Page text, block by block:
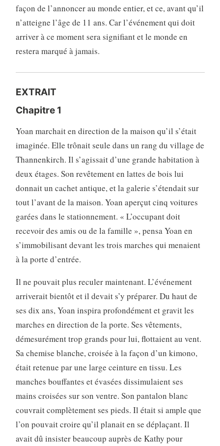
façon de l’annoncer au monde entier, et ce, avant qu’il
n’atteigne l’âge de 11 ans. Car l’événement qui doit
arriver à ce moment sera signifiant et le monde en
restera marqué à jamais.
EXTRAIT
Chapitre 1
Yoan marchait en direction de la maison qu’il s’était
imaginée. Elle trônait seule dans un rang du village de
Thannenkirch. Il s’agissait d’une grande habitation à
deux étages. Son revêtement en lattes de bois lui
donnait un cachet antique, et la galerie s’étendait sur
tout l’avant de la maison. Yoan aperçut cinq voitures
garées dans le stationnement. « L’occupant doit
recevoir des amis ou de la famille », pensa Yoan en
s’immobilisant devant les trois marches qui menaient
à la porte d’entrée.
Il ne pouvait plus reculer maintenant. L’événement
arriverait bientôt et il devait s’y préparer. Du haut de
ses dix ans, Yoan inspira profondément et gravit les
marches en direction de la porte. Ses vêtements,
démesurément trop grands pour lui, flottaient au vent.
Sa chemise blanche, croisée à la façon d’un kimono,
était retenue par une large ceinture en tissu. Les
manches bouffantes et évasées dissimulaient ses
mains croisées sur son ventre. Son pantalon blanc
couvrait complètement ses pieds. Il était si ample que
l’on pouvait croire qu’il planait en se déplaçant. Il
avait dû insister beaucoup auprès de Kathy pour